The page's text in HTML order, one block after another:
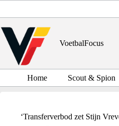
inhoud
VoetbalFocus
Home Scout & Spion
‘Transferverbod zet Stijn